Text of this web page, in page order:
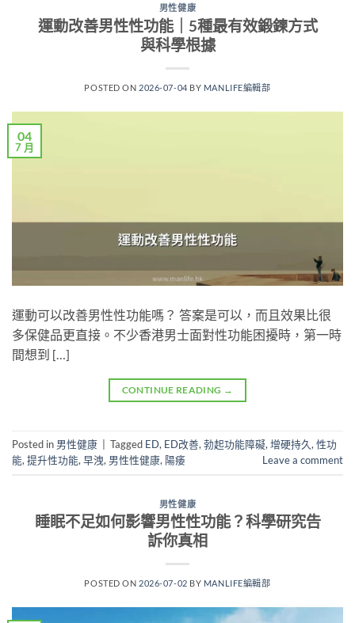
男性健康
運動改善男性性功能｜5種最有效鍛鍊方式
與科學根據
POSTED ON 2026-07-04 BY MANLIFE編輯部
04
7 月
運動可以改善男性性功能嗎？ 答案是可以，而且效果比很
多保健品更直接。不少香港男士面對性功能困擾時，第一時
間想到 […]
CONTINUE READING →
Posted in 男性健康 Tagged ED, ED改善, 勃起功能障礙, 增硬持久, 性功
能, 提升性功能, 早洩, 男性性健康, 陽痿 Leave a comment
男性健康
睡眠不足如何影響男性性功能？科學研究告
訴你真相
POSTED ON 2026-07-02 BY MANLIFE編輯部